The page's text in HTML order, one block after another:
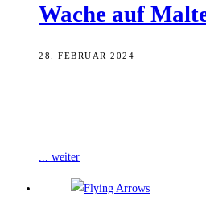
Wache auf
28. FEBRUAR 2024
... weiter